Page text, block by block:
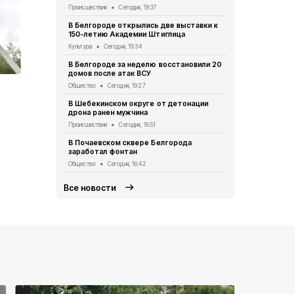
Происшествия Сегодня, 19:37
В Белгороде открылись две выставки к
150-летию Академии Штиглица
Культура Сегодня, 19:34
В Белгороде за неделю восстановили 20
домов после атак ВСУ
Общество Сегодня, 19:27
В Шебекинском округе от детонации
дрона ранен мужчина
Происшествия Сегодня, 16:51
В Почаевском сквере Белгорода
заработал фонтан
Общество Сегодня, 16:42
Все новости